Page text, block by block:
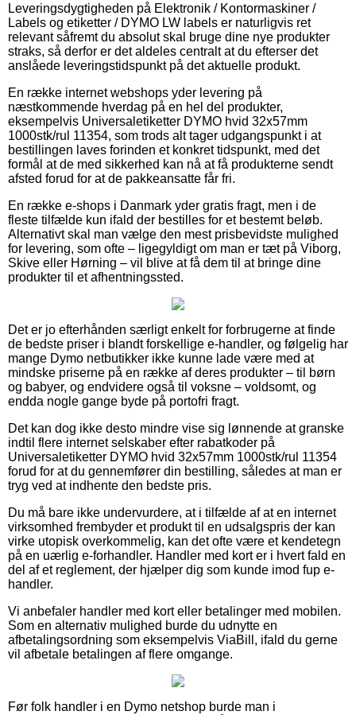
Leveringsdygtigheden på Elektronik / Kontormaskiner /
Labels og etiketter / DYMO LW labels er naturligvis ret
relevant såfremt du absolut skal bruge dine nye produkter
straks, så derfor er det aldeles centralt at du efterser det
anslåede leveringstidspunkt på det aktuelle produkt.
En række internet webshops yder levering på
næstkommende hverdag på en hel del produkter,
eksempelvis Universaletiketter DYMO hvid 32x57mm
1000stk/rul 11354, som trods alt tager udgangspunkt i at
bestillingen laves forinden et konkret tidspunkt, med det
formål at de med sikkerhed kan nå at få produkterne sendt
afsted forud for at de pakkeansatte får fri.
En række e-shops i Danmark yder gratis fragt, men i de
fleste tilfælde kun ifald der bestilles for et bestemt beløb.
Alternativt skal man vælge den mest prisbevidste mulighed
for levering, som ofte – ligegyldigt om man er tæt på Viborg,
Skive eller Hørning – vil blive at få dem til at bringe dine
produkter til et afhentningssted.
Det er jo efterhånden særligt enkelt for forbrugerne at finde
de bedste priser i blandt forskellige e-handler, og følgelig har
mange Dymo netbutikker ikke kunne lade være med at
mindske priserne på en række af deres produkter – til børn
og babyer, og endvidere også til voksne – voldsomt, og
endda nogle gange byde på portofri fragt.
Det kan dog ikke desto mindre vise sig lønnende at granske
indtil flere internet selskaber efter rabatkoder på
Universaletiketter DYMO hvid 32x57mm 1000stk/rul 11354
forud for at du gennemfører din bestilling, således at man er
tryg ved at indhente den bedste pris.
Du må bare ikke undervurdere, at i tilfælde af at en internet
virksomhed frembyder et produkt til en udsalgspris der kan
virke utopisk overkommelig, kan det ofte være et kendetegn
på en uærlig e-forhandler. Handler med kort er i hvert fald en
del af et reglement, der hjælper dig som kunde imod fup e-
handler.
Vi anbefaler handler med kort eller betalinger med mobilen.
Som en alternativ mulighed burde du udnytte en
afbetalingsordning som eksempelvis ViaBill, ifald du gerne
vil afbetale betalingen af flere omgange.
Før folk handler i en Dymo netshop burde man i